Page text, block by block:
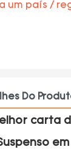
um país /
Do
carta